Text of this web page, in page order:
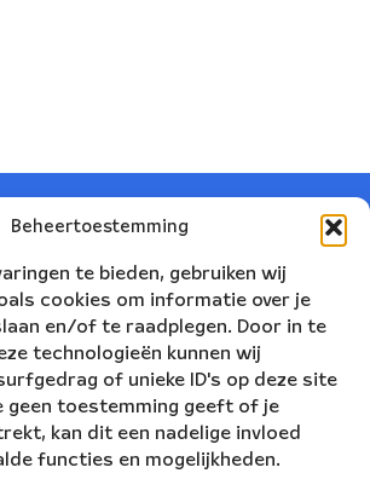
Beheertoestemming
te bieden, gebruiken wij
cookies om informatie over je
en/of te raadplegen. Door in te
technologieën kunnen wij
of unieke ID's op deze site
geen toestemming geeft of je
kan dit een nadelige invloed
functies en mogelijkheden.
Blazers Ensemble